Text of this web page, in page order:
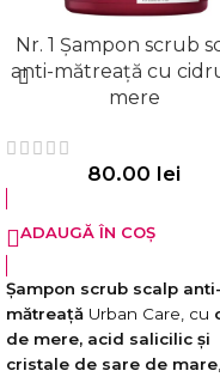
Nr. 1 Șampon scrub
anti-mătreață cu
mere
80.00 lei
ADAUGĂ ÎN COȘ
Șampon scrub scalp anti-
mătreață Urban Care, cu
de mere, acid salicilic și
cristale de sare de mare